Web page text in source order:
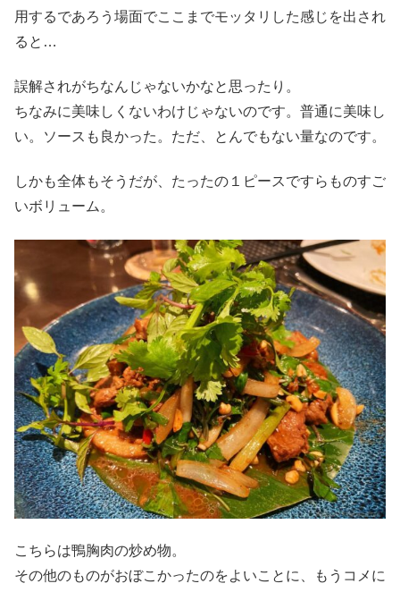
用するであろう場面でここまでモッタリした感じを出され
ると…
誤解されがちなんじゃないかなと思ったり。
ちなみに美味しくないわけじゃないのです。普通に美味し
い。ソースも良かった。ただ、とんでもない量なのです。
しかも全体もそうだが、たったの１ピースですらものすご
いボリューム。
こちらは鴨胸肉の炒め物。
その他のものがおぼこかったのをよいことに、もうコメに